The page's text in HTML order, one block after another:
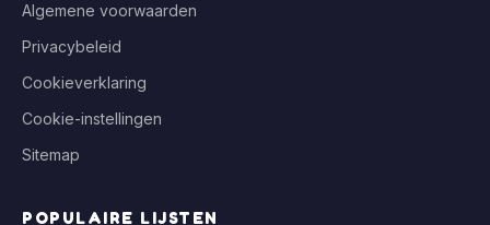
Algemene voorwaarden
Privacybeleid
Cookieverklaring
Cookie-instellingen
Sitemap
POPULAIRE LIJSTEN